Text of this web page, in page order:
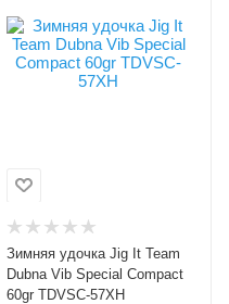
Вес удилища, гр
63
46
EVA
Модель удилища
Vib Special Compact
Зимняя удочка Jig It Team
Dubna Vib Special Compact
60gr TDVSC-57XH